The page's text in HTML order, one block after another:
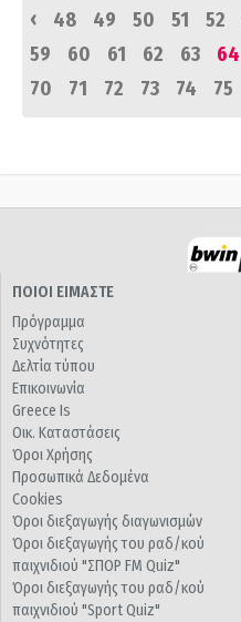
‹
48 49 50 51 52
59
60 61 62 63 64
70
71 72 73 74 75
ΠΟΙΟΙ ΕΙΜΑΣΤΕ
Πρόγραμμα
Συχνότητες
Δελτία τύπου
Επικοινωνία
Greece Is
Οικ. Καταστάσεις
Όροι Χρήσης
Προσωπικά Δεδομένα
Cookies
Όροι διεξαγωγής διαγωνισμών
Όροι διεξαγωγής του ραδ/κού
παιχνιδιού "ΣΠΟΡ FM Quiz"
Όροι διεξαγωγής του ραδ/κού
παιχνιδιού "Sport Quiz"